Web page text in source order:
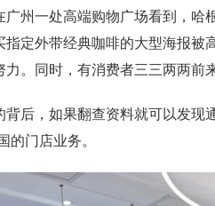
广州一处高端购物广场看到，哈
指定外带经典咖啡的大型海报
。同时，有消费者三三两两前
背后，如果翻查资料就可以发现
的门店业务。